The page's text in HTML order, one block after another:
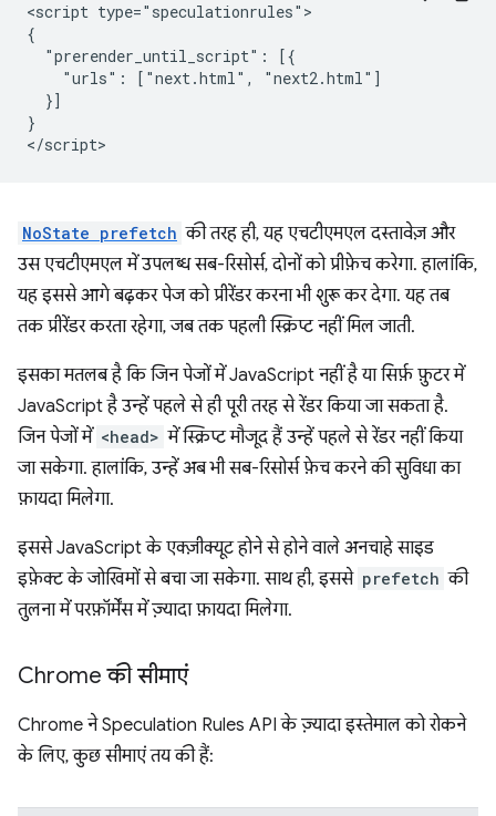
<script type="speculationrules">
{
  "prerender_until_script": [{
    "urls": ["next.html", "next2.html"]
  }]
}
NoState prefetch की तरह ही, यह एचटीएमएल दस्तावेज़ और
उस एचटीएमएल में उपलब्ध सब-रिसोर्स, दोनों को प्रीफ़ेच करेगा. हालांकि,
यह इससे आगे बढ़कर पेज को प्रीरेंडर करना भी शुरू कर देगा. यह तब
तक प्रीरेंडर करता रहेगा, जब तक पहली स्क्रिप्ट नहीं मिल जाती.
इसका मतलब है कि जिन पेजों में JavaScript नहीं है या सिर्फ़ फ़ुटर में
JavaScript है उन्हें पहले से ही पूरी तरह से रेंडर किया जा सकता है.
जिन पेजों में <head> में स्क्रिप्ट मौजूद हैं उन्हें पहले से रेंडर नहीं किया
जा सकेगा. हालांकि, उन्हें अब भी सब-रिसोर्स फ़ेच करने की सुविधा का
फ़ायदा मिलेगा.
इससे JavaScript के एक्ज़ीक्यूट होने से होने वाले अनचाहे साइड
इफ़ेक्ट के जोखिमों से बचा जा सकेगा. साथ ही, इससे prefetch की
तुलना में परफ़ॉर्मेंस में ज़्यादा फ़ायदा मिलेगा.
Chrome की सीमाएं
Chrome ने Speculation Rules API के ज़्यादा इस्तेमाल को रोकने
के लिए, कुछ सीमाएं तय की हैं: